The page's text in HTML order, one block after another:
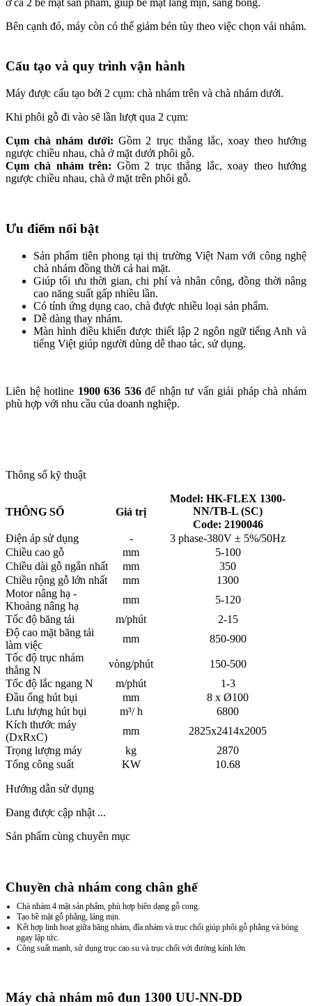
ở cả 2 bề mặt sản phẩm, giúp bề mặt láng mịn, sáng bóng.
Bên cạnh đó, máy còn có thể giảm bén tùy theo việc chọn vải nhám.
Cấu tạo và quy trình vận hành
Máy được cấu tạo bởi 2 cụm: chà nhám trên và chà nhám dưới.
Khi phôi gỗ đi vào sẽ lần lượt qua 2 cụm:
Cụm chà nhám dưới: Gồm 2 trục thẳng lắc, xoay theo hướng
ngược chiều nhau, chà ở mặt dưới phôi gỗ.
Cụm chà nhám trên: Gồm 2 trục thẳng lắc, xoay theo hướng
ngược chiều nhau, chà ở mặt trên phôi gỗ.
Ưu điểm nổi bật
Sản phẩm tiên phong tại thị trường Việt Nam với công nghệ
chà nhám đồng thời cả hai mặt.
Giúp tối ưu thời gian, chi phí và nhân công, đồng thời nâng
cao năng suất gấp nhiều lần.
Có tính ứng dụng cao, chà được nhiều loại sản phẩm.
Dễ dàng thay nhám.
Màn hình điều khiển được thiết lập 2 ngôn ngữ tiếng Anh và
tiếng Việt giúp người dùng dễ thao tác, sử dụng.
Liên hệ hotline 1900 636 536để nhận tư vấn giải pháp chà nhám
phù hợp với nhu cầu của doanh nghiệp.
Thông số kỹ thuật
THÔNG SỐ Giá trị
Model: HK-FLEX 1300-
NN/TB-L (SC)
Code: 2190046
Điện áp sử dụng
-
3 phase-380V ± 5%/50Hz
Chiều cao gỗ
mm
5-100
Chiều dài gỗ ngắn nhất
mm
350
Chiều rộng gỗ lớn nhất
mm
1300
Motor nâng hạ -
Khoảng nâng hạ
mm
5-120
Tốc độ băng tải
m/phút
2-15
Độ cao mặt băng tải
làm việc
mm
850-900
Tốc độ trục nhám
thẳng N
vòng/phút
150-500
Tốc độ lắc ngang N
m/phút
1-3
Đầu ống hút bụi
mm
8 x Ø100
Lưu lượng hút bụi
m³/ h
6800
Kích thước máy
(DxRxC)
mm
2825x2414x2005
Trọng lượng máy
kg
2870
Tổng công suất
KW 10.68
Hướng dẫn sử dụng
Đang được cập nhật ...
Sản phẩm cùng chuyên mục
Chuyền chà nhám cong chân ghế
Chà nhám 4 mặt sản phẩm, phù hợp biên dạng gỗ cong.
Tạo bề mặt gỗ phẳng, láng mịn.
Kết hợp linh hoạt giữa băng nhám, đĩa nhám và trục chổi giúp phôi gỗ phẳng và bóng
ngay lập tức.
Công suất mạnh, sử dụng trục cao su và trục chổi với đường kính lớn.
Máy chà nhám mô đun 1300 UU-NN-DD